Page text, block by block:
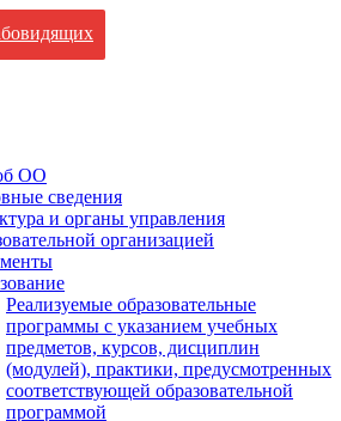
ОО
сведения
и органы управления
организацией
Реализуемые образовательные
программы с указанием учебных
предметов, курсов, дисциплин
(модулей), практики, предусмотренных
соответствующей образовательной
программой